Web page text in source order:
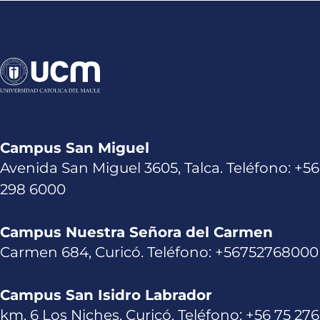
Campus San Miguel
Avenida San Miguel 3605, Talca. Teléfono: +56
298 6000
Campus Nuestra Señora del Carmen
Carmen 684, Curicó. Teléfono: +56752768000
Campus San Isidro Labrador
km. 6 Los Niches, Curicó. Teléfono: +56 75